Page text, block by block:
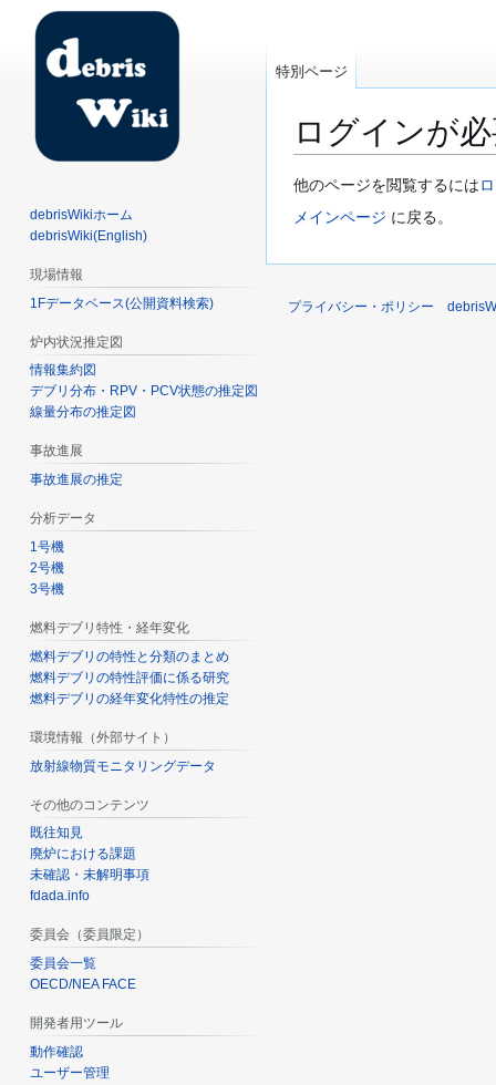
ログインが
ナ
ビ
ョ
検
索
他のページを閲覧するには
メインページ に戻る。
特別ページ
debrisWikiホーム
debrisWiki(English)
現場情報
1Fデータベース(公開資料検索)
炉内状況推定図
情報集約図
デブリ分布・RPV・PCV状態の推定図
線量分布の推定図
事故進展
事故進展の推定
分析データ
1号機
2号機
3号機
燃料デブリ特性・経年変化
燃料デブリの特性と分類のまとめ
燃料デブリの特性評価に係る研究
燃料デブリの経年変化特性の推定
環境情報（外部サイト）
放射線物質モニタリングデータ
その他のコンテンツ
既往知見
廃炉における課題
未確認・未解明事項
fdada.info
委員会（委員限定）
委員会一覧
OECD/NEA FACE
開発者用ツール
動作確認
ユーザー管理
プライバシー・ポリシー